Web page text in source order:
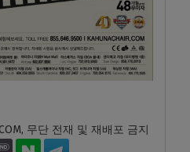
무단 전재 및 재배포 금지